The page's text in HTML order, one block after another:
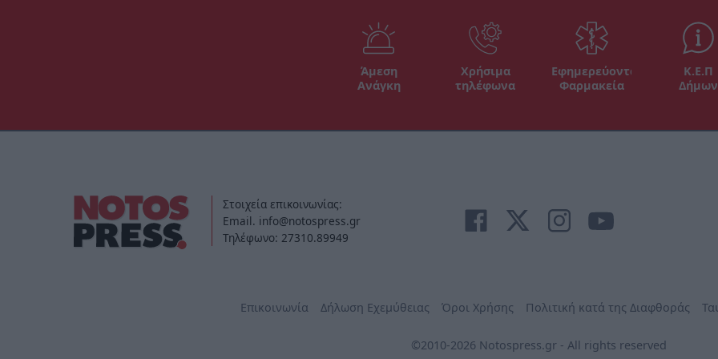
Άμεση
Ανάγκη
Χρήσιμα
τηλέφωνα
Εφημερεύοντα
Φαρμακεία
Κ.Ε.Π
Δήμων
Στοιχεία επικοινωνίας:
Email. info@notospress.gr
Τηλέφωνο: 27310.89949
Επικοινωνία Δήλωση Εχεμύθειας Όροι Χρήσης Πολιτική κατά της Διαφθοράς
©2010-2026 Notospress.gr - All rights reserved